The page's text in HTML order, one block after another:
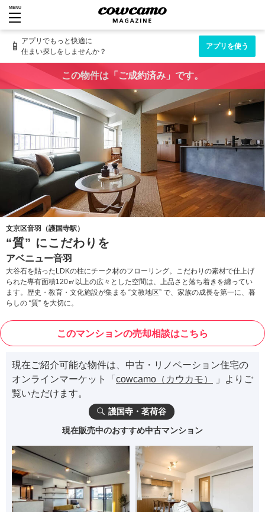
MENU
📱 アプリでもっと快適に
住まい探しをしませんか？
アプリを使う
この物件は「ご成約済み」です。
文京区音羽（護国寺駅）
“質” にこだわりを
アベニュー音羽
大谷石を貼ったLDKの柱にチーク材のフローリング。こだわりの素材で仕上げ
られた専有面積120㎡以上の広々とした空間は、上品さと落ち着きを纏ってい
ます。歴史・教育・文化施設が集まる “文教地区” で、家族の成長を第一に、暮
らしの “質” を大切に。
このマンションの売却相談はこちら
現在ご紹介可能な物件は、中古・リノベーション住宅の
オンラインマーケット「 cowcamo（カウカモ）
」よりご
覧いただけます。
護国寺・茗荷谷
現在販売中のおすすめ中古マンション